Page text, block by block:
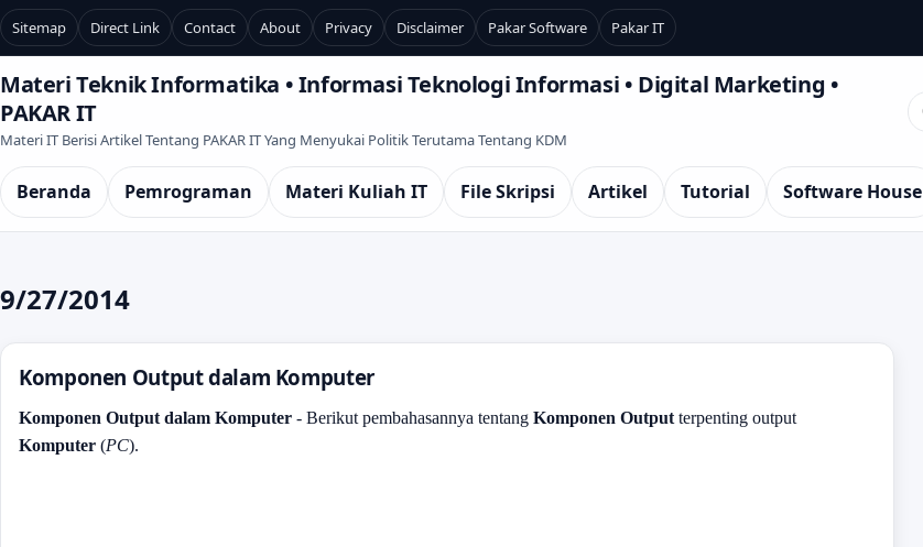
Sitemap Direct Link Contact About Privacy Disclaimer Pakar Software Pakar IT
Materi Teknik Informatika • Informasi Teknologi Informasi • Digital Marketing •
PAKAR IT
Materi IT Berisi Artikel Tentang PAKAR IT Yang Menyukai Politik Terutama Tentang KDM
Beranda Pemrograman Materi Kuliah IT File Skripsi Artikel Tutorial Software House
9/27/2014
Komponen Output dalam Komputer
Komponen Output dalam Komputer - Berikut pembahasannya tentang Komponen Output terpenting output
Komputer (PC).